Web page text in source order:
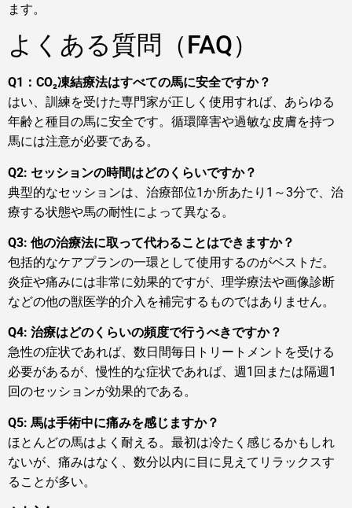
ます。
よくある質問（FAQ）
Q1：CO₂凍結療法はすべての馬に安全ですか？
はい、訓練を受けた専門家が正しく使用すれば、あらゆる
年齢と種目の馬に安全です。循環障害や過敏な皮膚を持つ
馬には注意が必要である。
Q2: セッションの時間はどのくらいですか？
典型的なセッションは、治療部位1か所あたり1～3分で、治
療する状態や馬の耐性によって異なる。
Q3: 他の治療法に取って代わることはできますか？
包括的なケアプランの一環として使用するのがベストだ。
炎症や痛みには非常に効果的ですが、理学療法や画像診断
などの他の獣医学的介入を補完するものではありません。
Q4: 治療はどのくらいの頻度で行うべきですか？
急性の症状であれば、数日間毎日トリートメントを受ける
必要があるが、慢性的な症状であれば、週1回または隔週1
回のセッションが効果的である。
Q5: 馬は手術中に痛みを感じますか？
ほとんどの馬はよく耐える。最初は冷たく感じるかもしれ
ないが、痛みはなく、数分以内に目に見えてリラックスす
ることが多い。